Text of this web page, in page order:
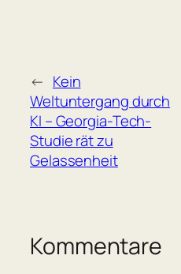
← Kein
Weltuntergang durch
KI – Georgia-Tech-
Studie rät zu
Gelassenheit
Kommentare